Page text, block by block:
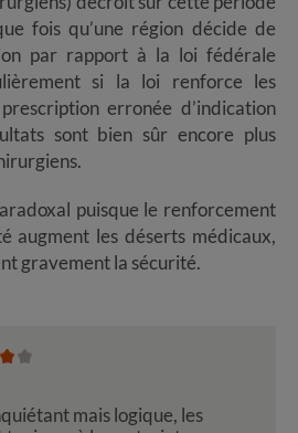
fois qu’une région décide de
par rapport à la loi fédérale
si la loi renforce les
erronée d’indication
sont bien sûr encore plus
puisque le renforcement
augment les déserts médicaux,
gravement la sécurité.
mais logique, les